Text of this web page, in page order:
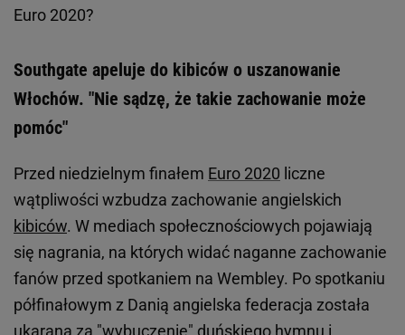
Euro 2020?
Southgate apeluje do kibiców o uszanowanie
Włochów. "Nie sądzę, że takie zachowanie może
pomóc"
Przed niedzielnym finałem Euro 2020 liczne
wątpliwości wzbudza zachowanie angielskich
kibiców. W mediach społecznościowych pojawiają
się nagrania, na których widać naganne zachowanie
fanów przed spotkaniem na Wembley. Po spotkaniu
półfinałowym z Danią angielska federacja została
ukarana za "wybuczenie" duńskiego hymnu i